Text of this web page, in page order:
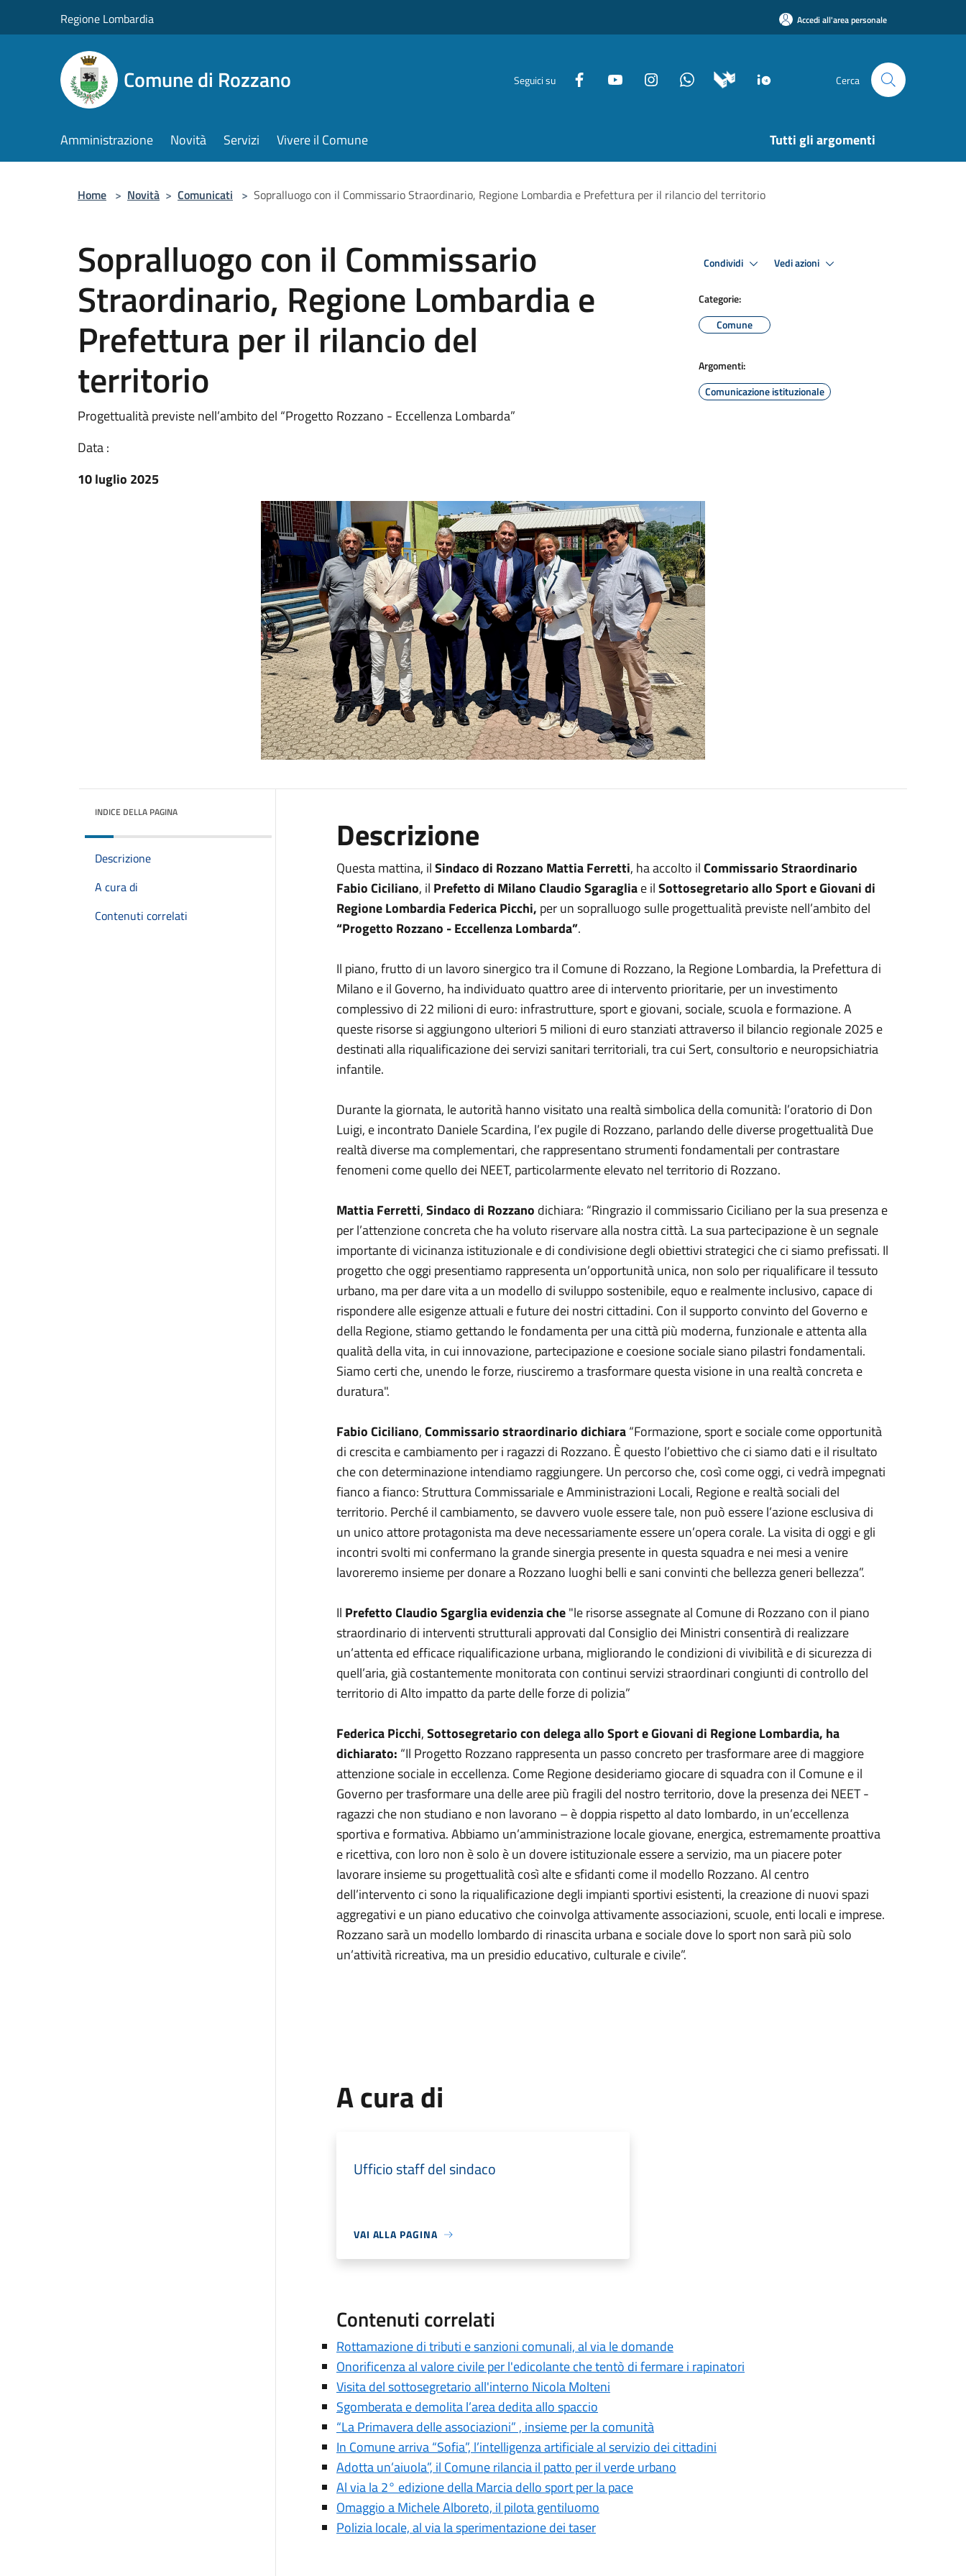
Regione Lombardia Accedi all'area personale
Comune di Rozzano Seguici su Cerca
Amministrazione Novità Servizi Vivere il Comune Tutti gli argomenti
Home > Novità > Comunicati > Sopralluogo con il Commissario Straordinario, Regione Lombardia e Prefettura per il rilancio del territorio
Sopralluogo con il Commissario
Straordinario, Regione Lombardia e
Prefettura per il rilancio del
territorio
Progettualità previste nell’ambito del “Progetto Rozzano - Eccellenza Lombarda”
Data :
10 luglio 2025
Condividi Vedi azioni
Categorie:
Comune
Argomenti:
Comunicazione istituzionale
INDICE DELLA PAGINA
Descrizione
A cura di
Contenuti correlati
Descrizione
Questa mattina, ilSindaco di Rozzano Mattia Ferretti, ha accolto ilCommissario Straordinario
Fabio Ciciliano, il Prefetto di Milano Claudio Sgaragliae ilSottosegretario allo Sport e Giovani di
Regione Lombardia Federica Picchi, per un sopralluogo sulle progettualità previste nell’ambito del
“Progetto Rozzano - Eccellenza Lombarda”.
Il piano, frutto di un lavoro sinergico tra il Comune di Rozzano, la Regione Lombardia, la Prefettura di
Milano e il Governo, ha individuato quattro aree di intervento prioritarie, per un investimento
complessivo di 22 milioni di euro: infrastrutture, sport e giovani, sociale, scuola e formazione. A
queste risorse si aggiungono ulteriori 5 milioni di euro stanziati attraverso il bilancio regionale 2025 e
destinati alla riqualificazione dei servizi sanitari territoriali, tra cui Sert, consultorio e neuropsichiatria
infantile.
Durante la giornata, le autorità hanno visitato una realtà simbolica della comunità: l’oratorio di Don
Luigi, e incontrato Daniele Scardina, l’ex pugile di Rozzano, parlando delle diverse progettualità Due
realtà diverse ma complementari, che rappresentano strumenti fondamentali per contrastare
fenomeni come quello dei NEET, particolarmente elevato nel territorio di Rozzano.
Mattia Ferretti,Sindaco di Rozzano dichiara: “Ringrazio il commissario Ciciliano per la sua presenza e
per l’attenzione concreta che ha voluto riservare alla nostra città. La sua partecipazione è un segnale
importante di vicinanza istituzionale e di condivisione degli obiettivi strategici che ci siamo prefissati. Il
progetto che oggi presentiamo rappresenta un’opportunità unica, non solo per riqualificare il tessuto
urbano, ma per dare vita a un modello di sviluppo sostenibile, equo e realmente inclusivo, capace di
rispondere alle esigenze attuali e future dei nostri cittadini. Con il supporto convinto del Governo e
della Regione, stiamo gettando le fondamenta per una città più moderna, funzionale e attenta alla
qualità della vita, in cui innovazione, partecipazione e coesione sociale siano pilastri fondamentali.
Siamo certi che, unendo le forze, riusciremo a trasformare questa visione in una realtà concreta e
duratura".
Fabio Ciciliano,Commissario straordinario dichiara“Formazione, sport e sociale come opportunità
di crescita e cambiamento per i ragazzi di Rozzano. È questo l’obiettivo che ci siamo dati e il risultato
che con determinazione intendiamo raggiungere. Un percorso che, così come oggi, ci vedrà impegnati
fianco a fianco: Struttura Commissariale e Amministrazioni Locali, Regione e realtà sociali del
territorio. Perché il cambiamento, se davvero vuole essere tale, non può essere l’azione esclusiva di
un unico attore protagonista ma deve necessariamente essere un’opera corale. La visita di oggi e gli
incontri svolti mi confermano la grande sinergia presente in questa squadra e nei mesi a venire
lavoreremo insieme per donare a Rozzano luoghi belli e sani convinti che bellezza generi bellezza”.
Il Prefetto Claudio Sgargliaevidenzia che"le risorse assegnate al Comune di Rozzano con il piano
straordinario di interventi strutturali approvati dal Consiglio dei Ministri consentirà di realizzare
un’attenta ed efficace riqualificazione urbana, migliorando le condizioni di vivibilità e di sicurezza di
quell’aria, già costantemente monitorata con continui servizi straordinari congiunti di controllo del
territorio di Alto impatto da parte delle forze di polizia”
Federica Picchi,Sottosegretario con delega allo Sport e Giovani di Regione Lombardia, ha
dichiarato: “Il Progetto Rozzano rappresenta un passo concreto per trasformare aree di maggiore
attenzione sociale in eccellenza. Come Regione desideriamo giocare di squadra con il Comune e il
Governo per trasformare una delle aree più fragili del nostro territorio, dove la presenza dei NEET -
ragazzi che non studiano e non lavorano – è doppia rispetto al dato lombardo, in un’eccellenza
sportiva e formativa. Abbiamo un’amministrazione locale giovane, energica, estremamente proattiva
e ricettiva, con loro non è solo è un dovere istituzionale essere a servizio, ma un piacere poter
lavorare insieme su progettualità così alte e sfidanti come il modello Rozzano. Al centro
dell’intervento ci sono la riqualificazione degli impianti sportivi esistenti, la creazione di nuovi spazi
aggregativi e un piano educativo che coinvolga attivamente associazioni, scuole, enti locali e imprese.
Rozzano sarà un modello lombardo di rinascita urbana e sociale dove lo sport non sarà più solo
un’attività ricreativa, ma un presidio educativo, culturale e civile”.
A cura di
Ufficio staff del sindaco
VAI ALLA PAGINA
Contenuti correlati
Rottamazione di tributi e sanzioni comunali, al via le domande
Onorificenza al valore civile per l'edicolante che tentò di fermare i rapinatori
Visita del sottosegretario all'interno Nicola Molteni
Sgomberata e demolita l’area dedita allo spaccio
“La Primavera delle associazioni” , insieme per la comunità
In Comune arriva “Sofia”, l’intelligenza artificiale al servizio dei cittadini
Adotta un’aiuola”, il Comune rilancia il patto per il verde urbano
Al via la 2° edizione della Marcia dello sport per la pace
Omaggio a Michele Alboreto, il pilota gentiluomo
Polizia locale, al via la sperimentazione dei taser